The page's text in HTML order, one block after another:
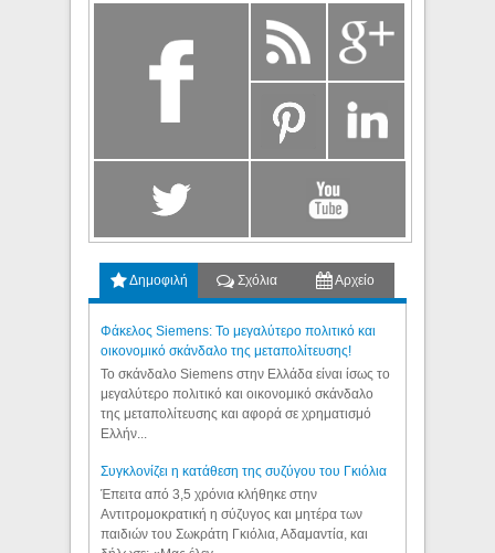
Δημοφιλή Σχόλια Αρχείο
Φάκελος Siemens: Το μεγαλύτερο πολιτικό και
οικονομικό σκάνδαλο της μεταπολίτευσης!
Το σκάνδαλο Siemens στην Ελλάδα είναι ίσως το
μεγαλύτερο πολιτικό και οικονομικό σκάνδαλο
της μεταπολίτευσης και αφορά σε χρηματισμό
Ελλήν...
Συγκλονίζει η κατάθεση της συζύγου του Γκιόλια
Έπειτα από 3,5 χρόνια κλήθηκε στην
Αντιτρομοκρατική η σύζυγος και μητέρα των
παιδιών του Σωκράτη Γκιόλια, Αδαμαντία, και